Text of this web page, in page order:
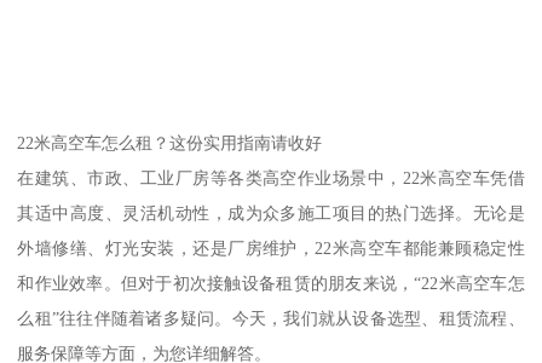
22米高空车怎么租？这份实用指南请收好
在建筑、市政、工业厂房等各类高空作业场景中，22米高空车凭借
其适中高度、灵活机动性，成为众多施工项目的热门选择。无论是
外墙修缮、灯光安装，还是厂房维护，22米高空车都能兼顾稳定性
和作业效率。但对于初次接触设备租赁的朋友来说，“22米高空车怎
么租”往往伴随着诸多疑问。今天，我们就从设备选型、租赁流程、
服务保障等方面，为您详细解答。